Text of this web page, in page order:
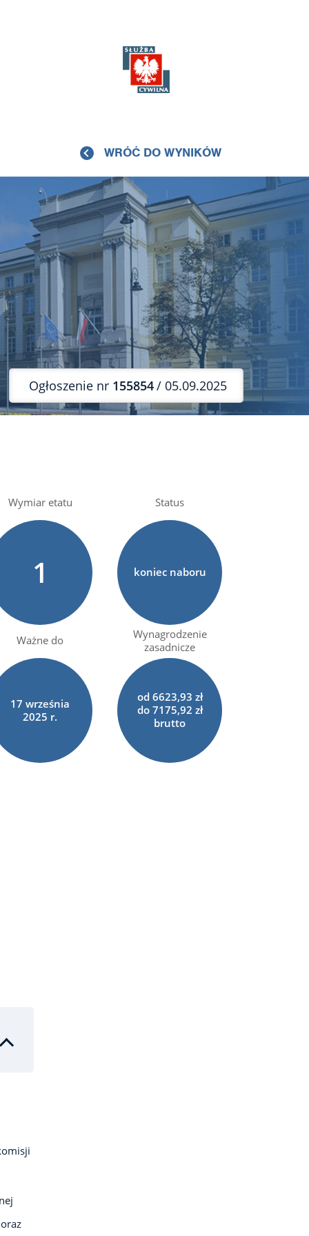
WRÓĆ DO WYNIKÓW
Ogłoszenie nr 155854/ 05.09.2025
Wymiar etatu
1
Status
koniec naboru
Ważne do
17września
2025 r.
Wynagrodzenie
zasadnicze
od 6623,93 zł
do 7175,92 zł
brutto